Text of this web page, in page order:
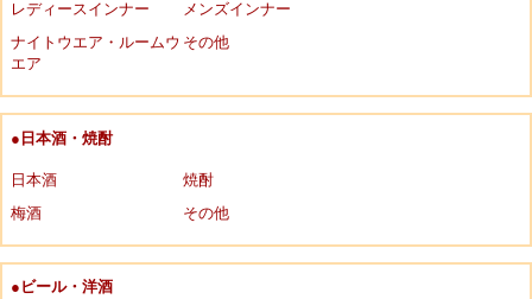
レディースインナー
メンズインナー
ナイトウエア・ルームウ
エア
その他
●日本酒・焼酎
日本酒
焼酎
梅酒
その他
●ビール・洋酒